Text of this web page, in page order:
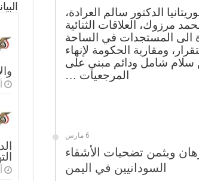
الدكتور سالم العرادة،
مرزوك، العلاقات الثنائية
الى المستجدات في الساحة
ومقاربة الحكومة لإنهاء
سلام شامل ودائم مبني على
المرجعيات …
6 مارس
ويثمن تضحيات الأشقاء
السودانيين في اليمن